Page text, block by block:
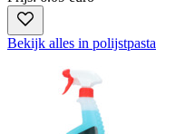
Bekijk alles in polijstpasta